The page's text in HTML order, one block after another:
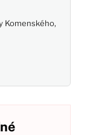
Komenského,